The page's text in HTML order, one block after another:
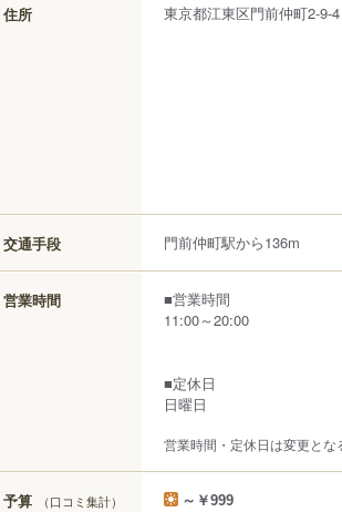
住所 東京都江東区門前仲町2-9-4
交通手段 門前仲町駅から136m
営業時間
■営業時間
11:00～20:00
■定休日
日曜日
営業時間・定休日は変更とな
予算 （口コミ集計） ～￥999